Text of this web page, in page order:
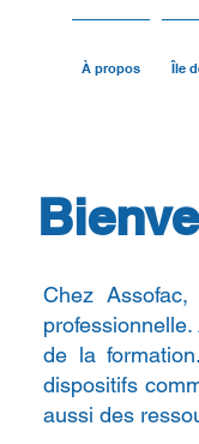
À propos Île
Chez
de la
dispositifs
aussi des